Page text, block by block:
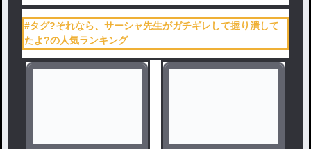
#タグ?それなら、サーシャ先生がガチギレして握り潰して
たよ?の人気ランキング